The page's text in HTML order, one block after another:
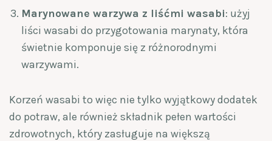
Marynowane warzywa z liśćmi wasabi: użyj
liści wasabi do przygotowania marynaty, która
świetnie komponuje się z różnorodnymi
warzywami.
Korzeń wasabi to więc nie tylko wyjątkowy dodatek
do potraw, ale również składnik pełen wartości
zdrowotnych, który zasługuje na większą